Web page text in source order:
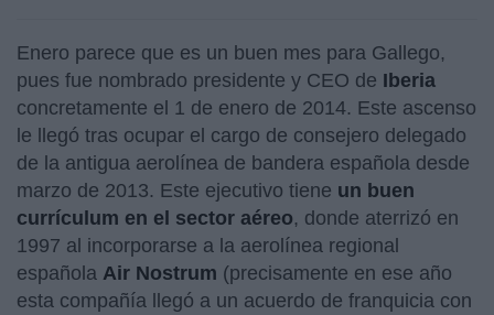
Enero parece que es un buen mes para Gallego,
pues fue nombrado presidente y CEO de Iberia
concretamente el 1 de enero de 2014. Este ascenso
le llegó tras ocupar el cargo de consejero delegado
de la antigua aerolínea de bandera española desde
marzo de 2013. Este ejecutivo tiene un buen
currículum en el sector aéreo, donde aterrizó en
1997 al incorporarse a la aerolínea regional
española Air Nostrum (precisamente en ese año
esta compañía llegó a un acuerdo de franquicia con